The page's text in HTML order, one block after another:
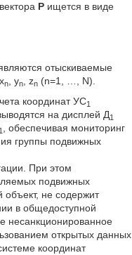
Pищется в виде
отыскиваемые
n, yn, zn(n=1, …, N).
координат УС1
на дисплей Д1
, обеспечивая мониторинг
группы подвижных
При этом
подвижных
не содержит
в общедоступной
несанкционированное
открытых данных
координат